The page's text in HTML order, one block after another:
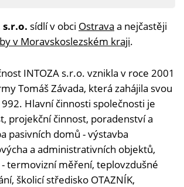
s.r.o. sídlí v obci Ostrava a nejčastěji
v Moravskoslezském kraji.
INTOZA s.r.o. vznikla v roce 2001
Tomáš Závada, která zahájila svou
Hlavní činnosti společnosti je
projekční činnost, poradenství a
pasivních domů - výstavba
a administrativních objektů,
termovizní měření, teplovzdušné
školicí středisko OTAZNÍK,